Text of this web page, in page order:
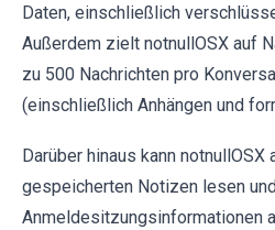
Daten, einschließlich
Außerdem zielt notnullOSX auf
zu 500 Nachrichten pro
(einschließlich Anhängen und
Darüber hinaus kann notnullOSX
gespeicherten Notizen lesen
Anmeldesitzungsinformationen